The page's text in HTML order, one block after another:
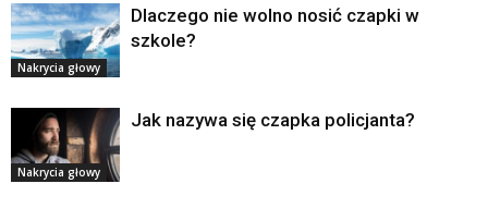
Nakrycia głowy
Dlaczego nie wolno nosić czapki w
szkole?
Nakrycia głowy
Jak nazywa się czapka policjanta?